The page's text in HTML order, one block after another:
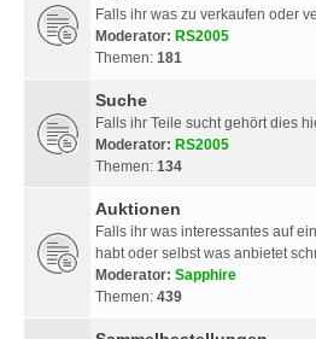
Falls ihr was zu verkaufen oder
Moderator: RS2005
Themen: 181
Suche
Falls ihr Teile sucht gehört dies
Moderator: RS2005
Themen: 134
Auktionen
Falls ihr was interessantes auf
habt oder selbst was anbietet
Moderator: Sapphire
Themen: 439